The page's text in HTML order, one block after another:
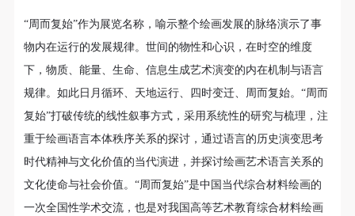
展览地点：中央美术学院美术馆1层、2A展厅
开幕时间：2021年4月23日下午两点
预约观展
“周而复始”作为展览名称，喻示整个绘画发展的脉络演示了事
物内在运行的发展规律。世间的物性和心识，在时空的维度
下，物质、能量、生命、信息生成艺术演变的内在机制与语言
规律。如此日月循环、天地运行、四时变迁、周而复始。“周而
复始”打破传统的线性叙事方式，采用系统性的研究与梳理，注
重于绘画语言本体秩序关系的探讨，通过语言的历史演变思考
时代精神与文化价值的当代演进，并探讨绘画艺术语言关系的
文化使命与社会价值。“周而复始”是中国当代综合材料绘画的
一次全国性学术交流，也是对我国高等艺术教育综合材料绘画
与者因个人原因在使用相应绘画工具、创作材料及配
套设备、设施造成个人受伤、伤害他人及造成相应工
具、材料、设备或设施的故障或损坏。参与活动者应
当承当相应的全部责任，并主动赔偿相应的经济损
失。活动中任何非事故当事人及美术馆将不承担人身
事故的任何责任。
中央美术学院美术馆肖像权许可使用协议
根据《中华人民共和国广告法》、《中华人民共和国
民法通则》以及 最高人民法院关于贯彻执行 《中华
与者因个人原因在使用相应绘画工具、创作材料及配
套设备、设施造成个人受伤、伤害他人及造成相应工
具、材料、设备或设施的故障或损坏。参与活动者应
当承当相应的全部责任，并主动赔偿相应的经济损
失。活动中任何非事故当事人及美术馆将不承担人身
事故的任何责任。
中央美术学院美术馆肖像权许可使用协议
根据《中华人民共和国广告法》、《中华人民共和国
民法通则》以及 最高人民法院关于贯彻执行 《中华
与者因个人原因在使用相应绘画工具、创作材料及配
套设备、设施造成个人受伤、伤害他人及造成相应工
具、材料、设备或设施的故障或损坏。参与活动者应
当承当相应的全部责任，并主动赔偿相应的经济损
失。活动中任何非事故当事人及美术馆将不承担人身
事故的任何责任。
中央美术学院美术馆肖像权许可使用协议
根据《中华人民共和国广告法》、《中华人民共和国
民法通则》以及 最高人民法院关于贯彻执行 《中华